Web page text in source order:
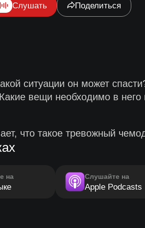
Слушать Поделиться
ситуации он может
вещи необходимо в
что такое тревожный
на Слушайте на
Apple Podcasts